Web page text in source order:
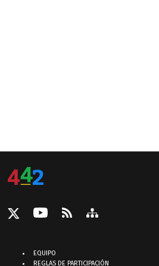
EQUIPO
REGLAS DE PARTICIPACIÓN